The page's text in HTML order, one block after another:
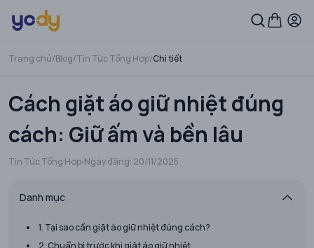
Trang chủ/Blog/Tin Tức Tổng Hợp/Chi tiết
Cách giặt áo giữ nhiệt đúng
cách: Giữ ấm và bền lâu
Tin Tức Tổng Hợp Ngày đăng: 20/11/2025
Danh mục
1. Tại sao cần giặt áo giữ nhiệt đúng cách?
2. Chuẩn bị trước khi giặt áo giữ nhiệt